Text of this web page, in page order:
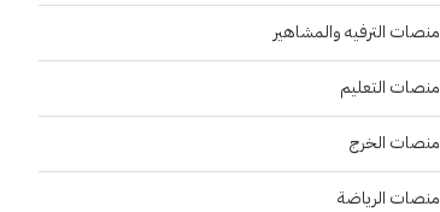
منصات الترفيه والمشاهير
منصات التعليم
منصات الخرج
منصات الرياضة